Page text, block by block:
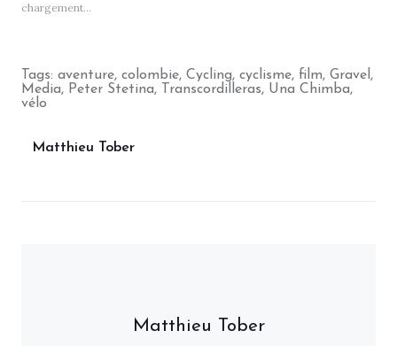
chargement…
Tags: aventure, colombie, Cycling, cyclisme, film, Gravel,
Media, Peter Stetina, Transcordilleras, Una Chimba,
vélo
Matthieu Tober
Matthieu Tober